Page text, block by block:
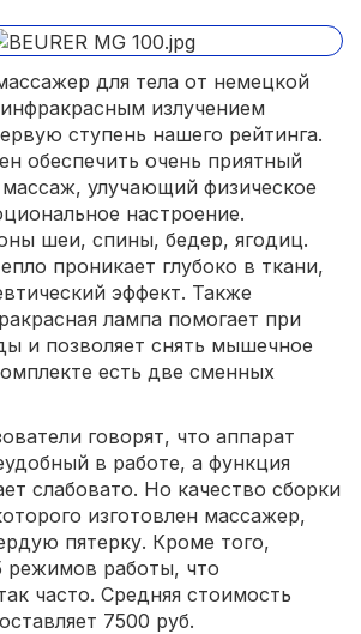
для тела от немецкой
излучением
ступень нашего рейтинга.
обеспечить очень приятный
улучающий физическое
настроение.
шеи, спины, бедер, ягодиц.
проникает глубоко в ткани,
эффект. Также
лампа помогает при
и позволяет снять мышечное
есть две сменных
говорят, что аппарат
в работе, а функция
слабовато. Но качество сборки
изготовлен массажер,
пятерку. Кроме того,
режимов работы, что
часто. Средняя стоимость
7500 руб.